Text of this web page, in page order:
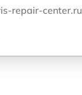
repair-center.ru